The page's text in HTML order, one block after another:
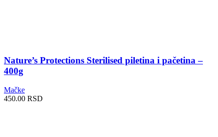
Nature’s Protections Sterilised piletina i pačetina –
400g
Mačke
450.00 RSD